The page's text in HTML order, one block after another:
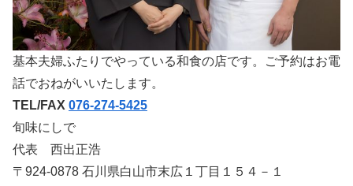
基本夫婦ふたりでやっている和食の店です。ご予約はお電
話でおねがいいたします。
TEL/FAX 076-274-5425
旬味にしで
代表 西出正浩
〒924-0878 石川県白山市末広１丁目１５４－１